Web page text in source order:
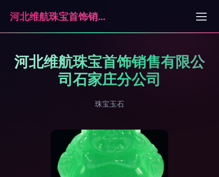
河北维航珠宝首饰销售有限公司石家庄分公司
河北维航珠宝首饰销售有限公
司石家庄分公司
珠宝玉石